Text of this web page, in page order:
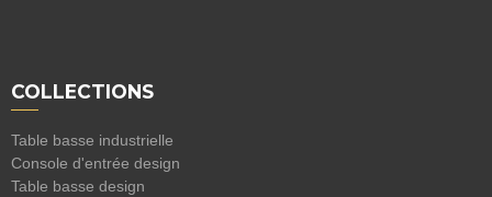
COLLECTIONS
Table basse industrielle
Console d'entrée design
Table basse design